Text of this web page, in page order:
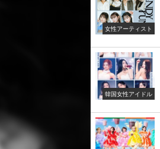
女性アーティスト
韓国女性アイドル